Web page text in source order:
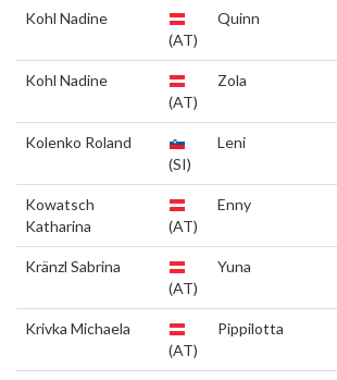
Kohl Nadine
(AT)
Quinn
Kohl Nadine
(AT)
Zola
Kolenko Roland
(SI)
Leni
Kowatsch
Katharina
(AT)
Enny
Kränzl Sabrina
(AT)
Yuna
Krivka Michaela
(AT)
Pippilotta